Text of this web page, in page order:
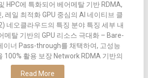
HPC에 특화되어 베어메탈 기반 RDMA,
레일 최적화 GPU 중심의 AI 네이티브 클
네오클라우드의 특징 분야 특징 세부 내
메탈 기반의 GPU 리소스 극대화 – Bare-
이너 Pass-through를 채택하여, 고성능
100% 활용 보장 Network RDMA 기반의
Read More